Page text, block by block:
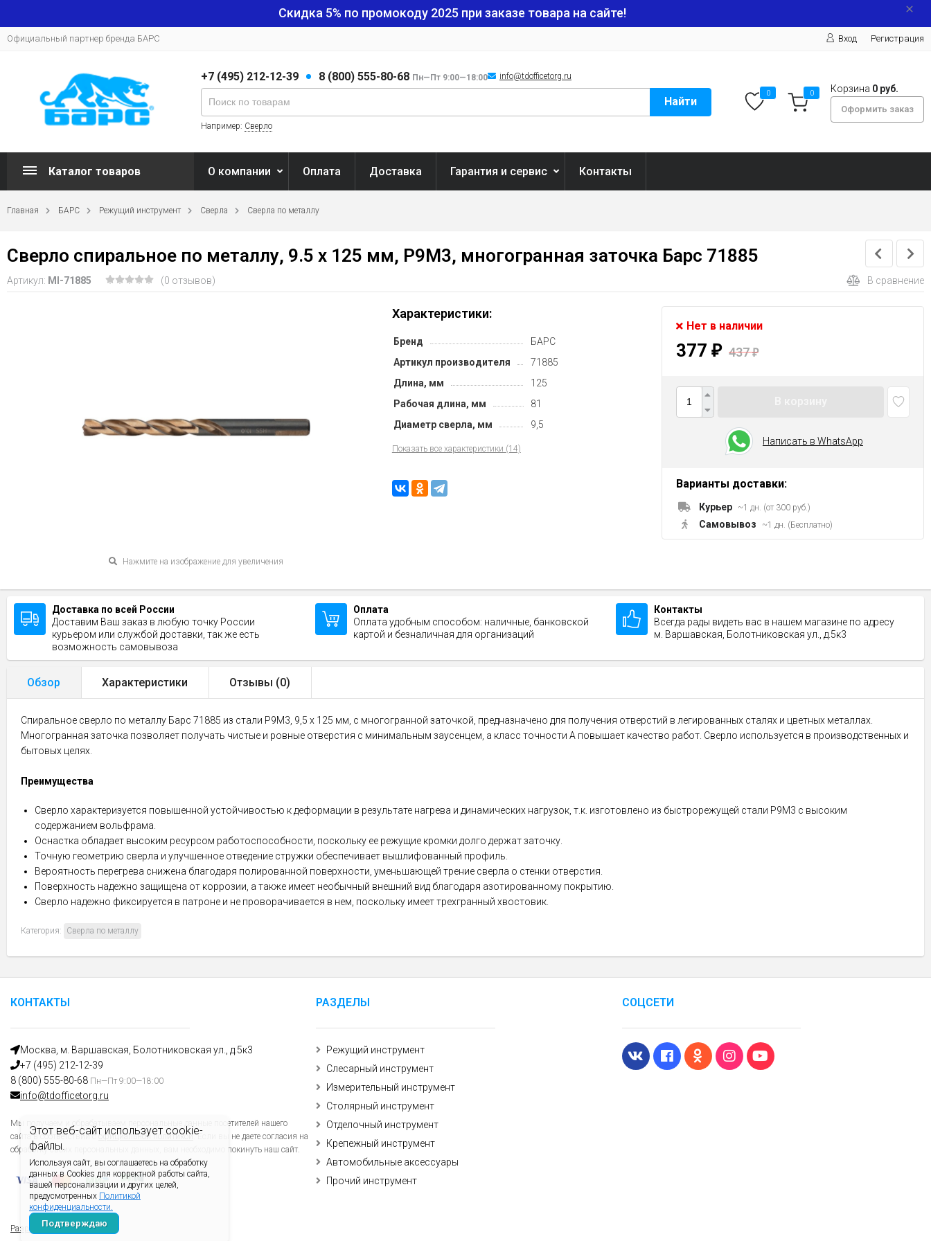
Этот веб-сайт использует cookie-
файлы.
Используя сайт, вы соглашаетесь на обработку
данных в Cookies для корректной работы сайта,
вашей персонализации и других целей,
предусмотренных Политикой
конфиденциальности.
Подтверждаю
Скидка 5% по промокоду 2025 при заказе товара на сайте!
Официальный партнер бренда БАРС Вход Регистрация
+7 (495) 212-12-39 8 (800) 555-80-68 Пн—Пт 9:00—18:00 info@tdofficetorg.ru
Найти
Например: Сверло
0 0 Корзина 0 руб.
Оформить заказ
Каталог товаров О компании Оплата Доставка Гарантия и сервис Контакты
Главная БАРС Режущий инструмент Сверла Сверла по металлу
Сверло спиральное по металлу, 9.5 x 125 мм, Р9М3, многогранная заточка Барс 71885
Артикул: MI-71885 (0 отзывов) В сравнение
Нажмите на изображение для увеличения
Характеристики:
Бренд
БАРС
Артикул производителя
71885
Длина, мм
125
Рабочая длина, мм
81
Диаметр сверла, мм
9,5
Показать все характеристики (14)
Нет в наличии
377 ₽ 437₽
Написать в WhatsApp
Варианты доставки:
Курьер ~1 дн. (от 300 руб.)
Самовывоз ~1 дн. (Бесплатно)
Доставка по всей России
Доставим Ваш заказ в любую точку России
курьером или службой доставки, так же есть
возможность самовывоза
Оплата
Оплата удобным способом: наличные, банковской
картой и безналичная для организаций
Контакты
Всегда рады видеть вас в нашем магазине по адресу
м. Варшавская, Болотниковская ул., д.5к3
Обзор Характеристики Отзывы (0)
Спиральное сверло по металлу Барс 71885 из стали P9M3, 9,5 х 125 мм, с многогранной заточкой, предназначено для получения отверстий в легированных сталях и цветных металлах.
Многогранная заточка позволяет получать чистые и ровные отверстия с минимальным заусенцем, а класс точности A повышает качество работ. Сверло используется в производственных и
бытовых целях.
Преимущества
Сверло характеризуется повышенной устойчивостью к деформации в результате нагрева и динамических нагрузок, т.к. изготовлено из быстрорежущей стали P9M3 с высоким
содержанием вольфрама.
Оснастка обладает высоким ресурсом работоспособности, поскольку ее режущие кромки долго держат заточку.
Точную геометрию сверла и улучшенное отведение стружки обеспечивает вышлифованный профиль.
Вероятность перегрева снижена благодаря полированной поверхности, уменьшающей трение сверла о стенки отверстия.
Поверхность надежно защищена от коррозии, а также имеет необычный внешний вид благодаря азотированному покрытию.
Сверло надежно фиксируется в патроне и не проворачивается в нем, поскольку имеет трехгранный хвостовик.
Категория: Сверла по металлу
КОНТАКТЫ
Москва, м. Варшавская, Болотниковская ул., д.5к3
+7 (495) 212-12-39
8 (800) 555-80-68 Пн—Пт 9:00—18:00
info@tdofficetorg.ru
Мы получаем и обрабатываем персональные данные посетителей нашего
сайта в соответствии с официальной политикой. Если вы не даете согласия на
обработку своих персональных данных, вам необходимо покинуть наш сайт.
Разработано
РАЗДЕЛЫ
Режущий инструмент
Слесарный инструмент
Измерительный инструмент
Столярный инструмент
Отделочный инструмент
Крепежный инструмент
Автомобильные аксессуары
Прочий инструмент
СОЦСЕТИ